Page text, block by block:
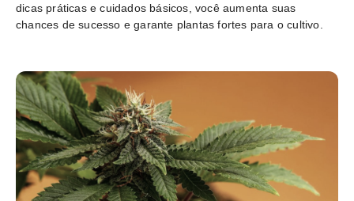
dicas práticas e cuidados básicos, você aumenta suas
chances de sucesso e garante plantas fortes para o cultivo.